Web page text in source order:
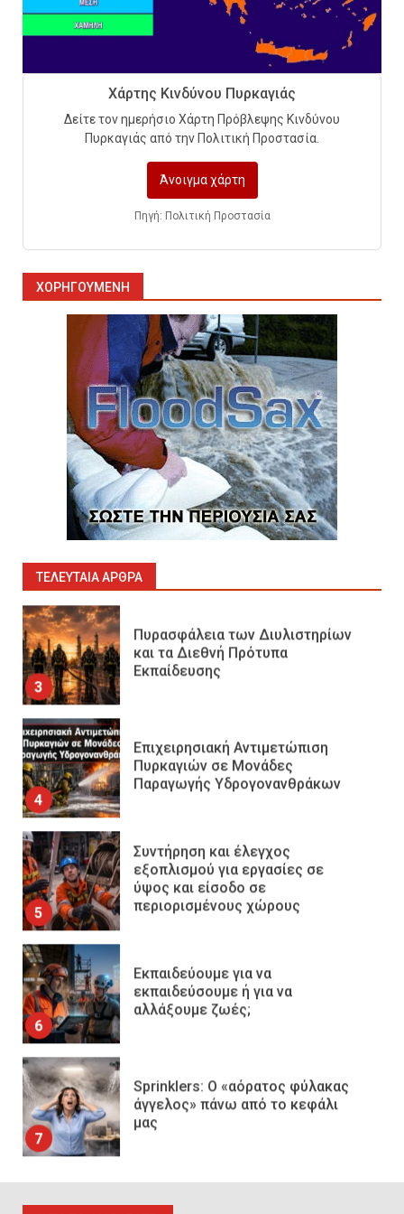
Χάρτης Κινδύνου Πυρκαγιάς
Δείτε τον ημερήσιο Χάρτη Πρόβλεψης Κινδύνου
Πυρκαγιάς από την Πολιτική Προστασία.
Άνοιγμα χάρτη
Πηγή: Πολιτική Προστασία
ΧΟΡΗΓΟΎΜΕΝΗ
ΤΕΛΕΥΤΑΊΑ ΆΡΘΡΑ
7
Η ελαφρότητα της τεχνικής
ασφάλειας στην Ελλάδα (ΥΑΕ)
Technical Leadership in Safety:
Why Emergency Response and
HSE Must Be Operated as One
περιορισμένους χώρους που
οδηγούν σε ατύχημα
Πυρόσβεση και Διάσωση σε
Ορυχεία
2
Πυροσβεστικοί Αυλοί στην
3
Πυρασφάλεια των Διυλιστηρίων
και τα Διεθνή Πρότυπα
Εκπαίδευσης
4
Επιχειρησιακή Αντιμετώπιση
Πυρκαγιών σε Μονάδες
Παραγωγής Υδρογονανθράκων
5
Συντήρηση και έλεγχος
εξοπλισμού για εργασίες σε
ύψος και είσοδο σε
περιορισμένους χώρους
6
Εκπαιδεύουμε για να
εκπαιδεύσουμε ή για να
αλλάξουμε ζωές;
7
Sprinklers: Ο «αόρατος φύλακας
άγγελος» πάνω από το κεφάλι
μας
Η ελαφρότητα της τεχνικής